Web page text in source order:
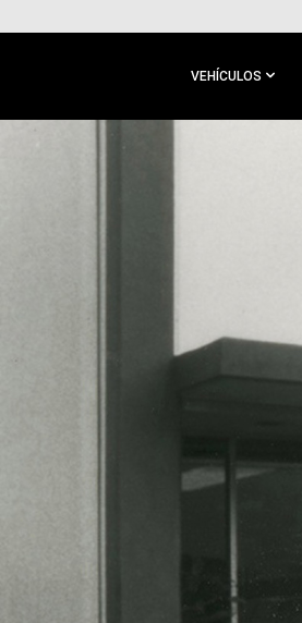
CONTENIDO
VEHÍCULOS